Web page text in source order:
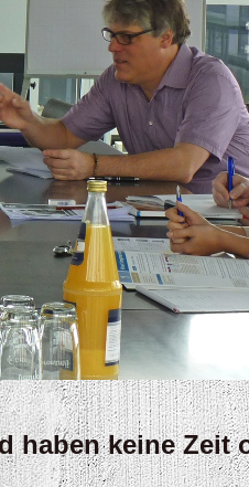
haben keine Zeit